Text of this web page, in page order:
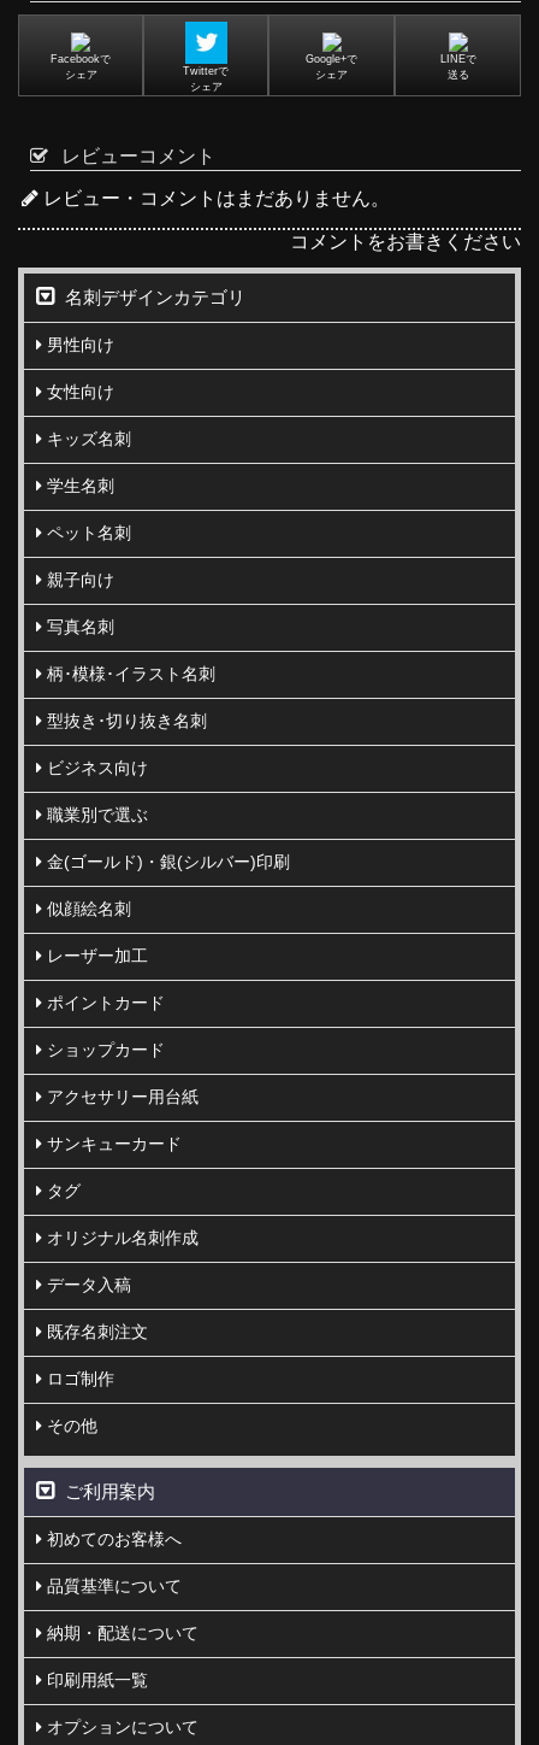
Facebookで
シェア
Twitterで
シェア
Google+で
シェア
LINEで
送る
レビューコメント
レビュー・コメントはまだありません。
コメントをお書きください
名刺デザインカテゴリ
男性向け
女性向け
キッズ名刺
学生名刺
ペット名刺
親子向け
写真名刺
柄･模様･イラスト名刺
型抜き･切り抜き名刺
ビジネス向け
職業別で選ぶ
金(ゴールド)・銀(シルバー)印刷
似顔絵名刺
レーザー加工
ポイントカード
ショップカード
アクセサリー用台紙
サンキューカード
タグ
オリジナル名刺作成
データ入稿
既存名刺注文
ロゴ制作
その他
ご利用案内
初めてのお客様へ
品質基準について
納期・配送について
印刷用紙一覧
オプションについて